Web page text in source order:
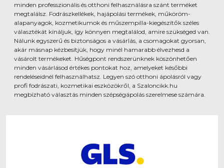
minden professzionális és otthoni felhasználásra szánt terméket
megtalálsz. Fodrászkellékek, hajápolási termékek, műköröm-
alapanyagok, kozmetikumok és műszempilla-kiegészítők széles
választékát kínáljuk, így könnyen megtalálod, amire szükséged van.
Nálunk egyszerű és biztonságos a vásárlás, a csomagokat gyorsan,
akár másnap kézbesítjük, hogy minél hamarabb élvezhesd a
vásárolt termékeket. Hűségpont rendszerünknek köszönhetően
minden vásárlásod értékes pontokat hoz, amelyeket későbbi
rendeléseidnél felhasználhatsz. Legyen szó otthoni ápolásról vagy
profi fodrászati, kozmetikai eszközökről, a Szaloncikk.hu
megbízható választás minden szépségápolás szerelmese számára.